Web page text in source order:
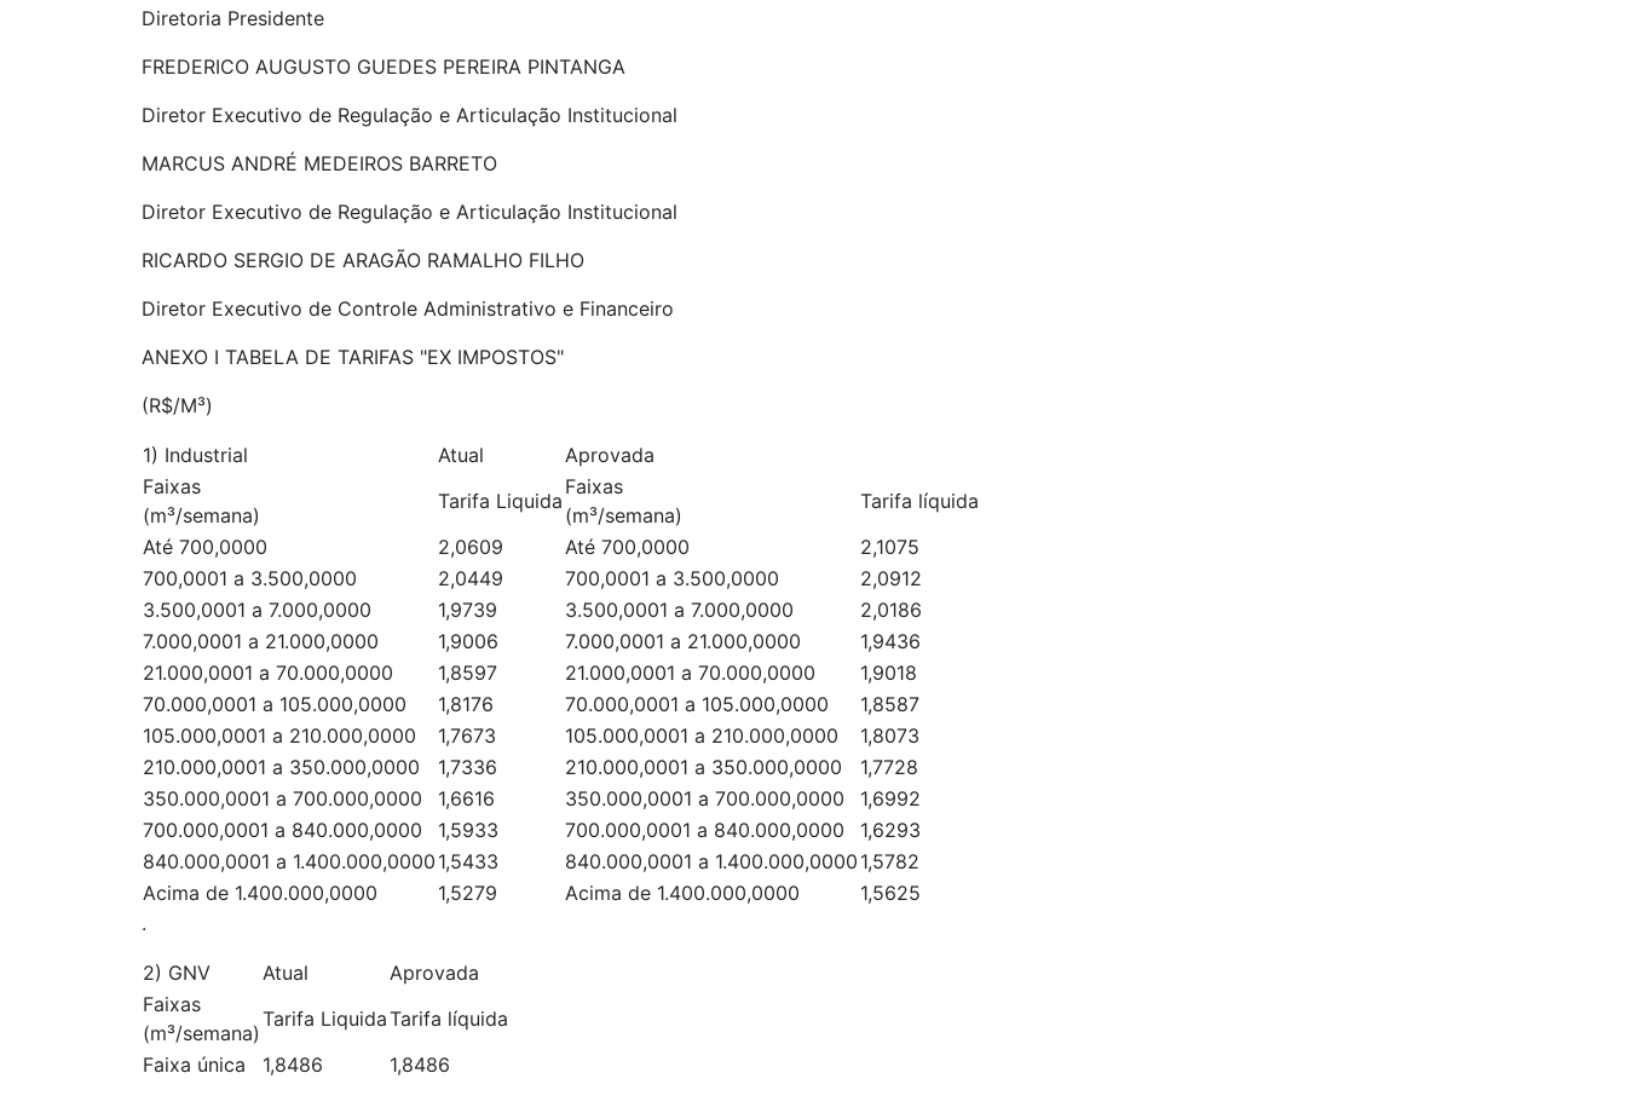
Diretoria Presidente
FREDERICO AUGUSTO GUEDES PEREIRA PINTANGA
Diretor Executivo de Regulação e Articulação Institucional
MARCUS ANDRÉ MEDEIROS BARRETO
Diretor Executivo de Regulação e Articulação Institucional
RICARDO SERGIO DE ARAGÃO RAMALHO FILHO
Diretor Executivo de Controle Administrativo e Financeiro
ANEXO I TABELA DE TARIFAS "EX IMPOSTOS"
(R$/M³)
1) Industrial Atual
Aprovada
Faixas
(m³/semana)
Tarifa Liquida
Faixas
(m³/semana)
Tarifa líquida
Até 700,0000
2,0609 Até 700,0000
2,1075
700,0001 a 3.500,0000
2,0449 700,0001 a 3.500,0000
2,0912
3.500,0001 a 7.000,0000
1,9739 3.500,0001 a 7.000,0000
2,0186
7.000,0001 a 21.000,0000
1,9006 7.000,0001 a 21.000,0000
1,9436
21.000,0001 a 70.000,0000
1,8597 21.000,0001 a 70.000,0000
1,9018
70.000,0001 a 105.000,0000
1,8176 70.000,0001 a 105.000,0000
1,8587
105.000,0001 a 210.000,0000
1,7673 105.000,0001 a 210.000,0000
1,8073
210.000,0001 a 350.000,0000
1,7336 210.000,0001 a 350.000,0000
1,7728
350.000,0001 a 700.000,0000
1,6616 350.000,0001 a 700.000,0000
1,6992
700.000,0001 a 840.000,0000
1,5933 700.000,0001 a 840.000,0000
1,6293
840.000,0001 a 1.400.000,0000 1,5433 840.000,0001 a 1.400.000,0000 1,5782
Acima de 1.400.000,0000
1,5279 Acima de 1.400.000,0000
1,5625
.
2) GNV Atual
Aprovada
Faixas
(m³/semana)
Tarifa LiquidaTarifa líquida
Faixa única
1,8486
1,8486